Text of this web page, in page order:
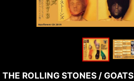
THE ROLLING STONES /